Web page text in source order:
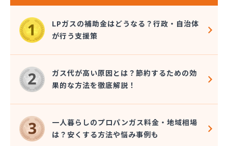
鬼怒川プロパン
吉澤保全株式会社倉庫
橋本産業株式会社
近嵐商事有限会社
金子商事有限会社
桑原商店
郡司燃料店
慶野燃料店
戸恒燃料店
戸村商店
五味田商店
江連燃料株式会社
LPガスの補助金はどうなる？行政・自治体
が行う支援策
ガス代が高い原因とは？節約するための効
果的な方法を徹底解説！
一人暮らしのプロパンガス料金・地域相場
は？安くする方法や悩み事例も